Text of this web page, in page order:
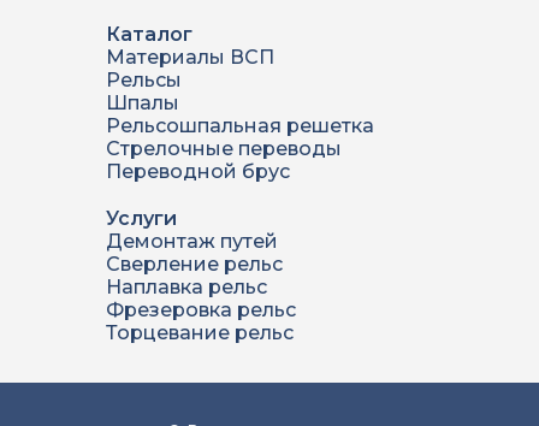
Каталог
Материалы ВСП
Рельсы
Шпалы
Рельсошпальная решетка
Стрелочные переводы
Переводной брус
Услуги
Демонтаж путей
Сверление рельс
Наплавка рельс
Фрезеровка рельс
Торцевание рельс